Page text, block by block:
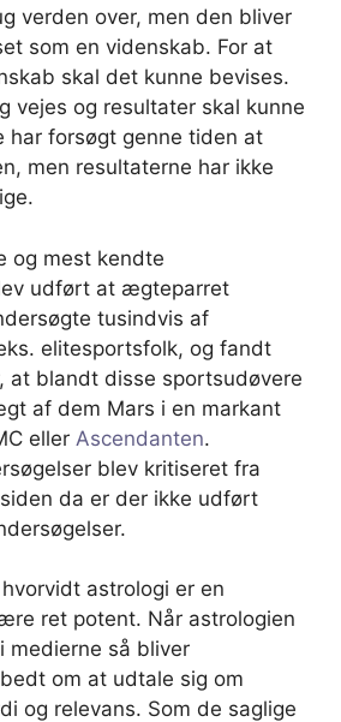
verden over, men den bliver
som en videnskab. For at
skal det kunne bevises.
vejes og resultater skal kunne
har forsøgt genne tiden at
men resultaterne har ikke
og mest kendte
udført at ægteparret
tusindvis af
elitesportsfolk, og fandt
at blandt disse sportsudøvere
af dem Mars i en markant
eller Ascendanten.
blev kritiseret fra
da er der ikke udført
astrologi er en
ret potent. Når astrologien
medierne så bliver
om at udtale sig om
og relevans. Som de saglige